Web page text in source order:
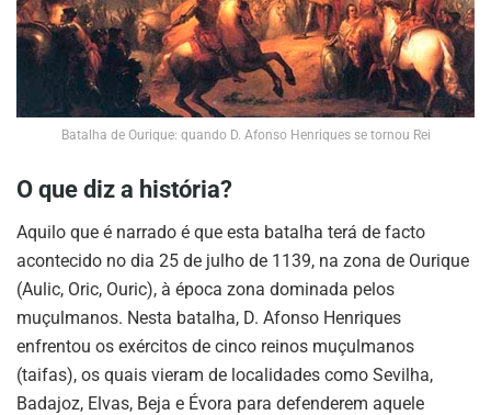
Batalha de Ourique: quando D. Afonso Henriques se tornou Rei
O que diz a história?
Aquilo que é narrado é que esta batalha terá de facto
acontecido no dia 25 de julho de 1139, na zona de Ourique
(Aulic, Oric, Ouric), à época zona dominada pelos
muçulmanos. Nesta batalha, D. Afonso Henriques
enfrentou os exércitos de cinco reinos muçulmanos
(taifas), os quais vieram de localidades como Sevilha,
Badajoz, Elvas, Beja e Évora para defenderem aquele